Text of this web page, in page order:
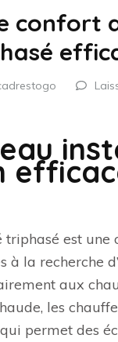
confort
est
à la recherche
aux
les
permet des